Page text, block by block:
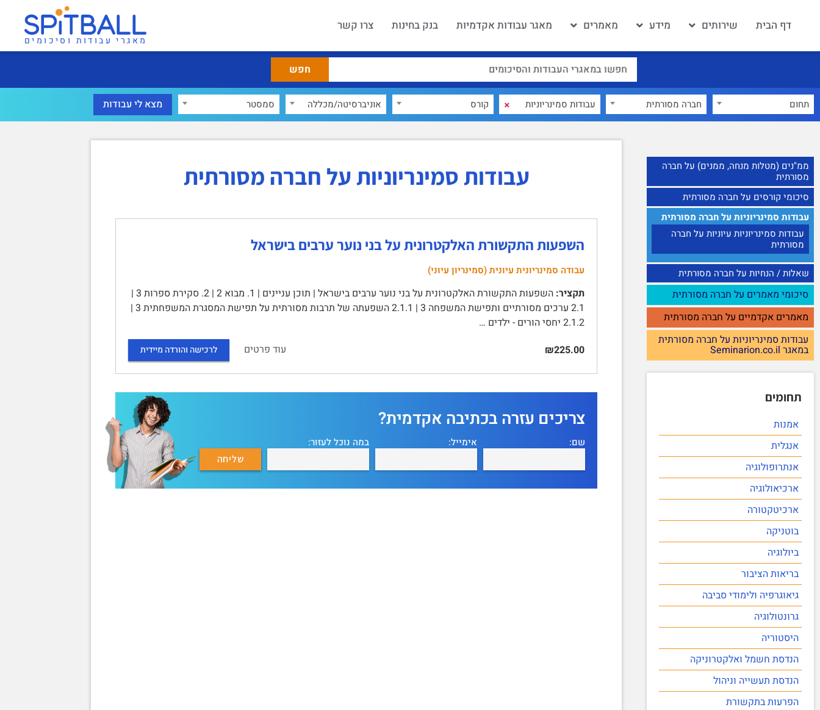
דף הבית שירותים מידע מאמרים מאגר עבודות אקדמיות בנק בחינות צרו קשר
מאגרי עבודות וסיכומים
תחום חברה מסורתית × קורס אוניברסיטה/מכללה סמסטר
ממ"נים (מטלות מנחה, ממנים) על חברה
מסורתית
סיכומי קורסים על חברה מסורתית
עבודות סמינריוניות על חברה מסורתית
עבודות סמינריוניות עיוניות על חברה
מסורתית
שאלות / הנחיות על חברה מסורתית
סיכומי מאמרים על חברה מסורתית
מאמרים אקדמיים על חברה מסורתית
עבודות סמינריוניות על חברה מסורתית
במאגר Seminarion.co.il
תחומים
אמנות
אנגלית
אנתרופולוגיה
ארכיאולוגיה
ארכיטקטורה
בוטניקה
ביולוגיה
בריאות הציבור
גיאוגרפיה ולימודי סביבה
גרונטולוגיה
היסטוריה
הנדסת חשמל ואלקטרוניקה
הנדסת תעשייה וניהול
הפרעות בתקשורת
עבודות סמינריוניות על חברה מסורתית
השפעות התקשורת האלקטרונית על בני נוער ערבים בישראל
עבודה סמינריונית עיונית (סמינריון עיוני)
תקציר:
השפעות התקשורת האלקטרונית על בני נוער ערבים בישראל | תוכן עניינים | 1. מבוא 2 | 2. סקירת ספרות 3 |
2.1 ערכים מסורתיים ותפישת המשפחה 3 | 2.1.1 השפעתה של תרבות מסורתית על תפישת המסגרת המשפחתית 3 |
2.1.2 יחסי הורים - ילדים …
₪225.00
עוד פרטים לרכישה והורדה מיידית
צריכים עזרה בכתיבה אקדמית?
שם: אימייל: במה נוכל לעזור: